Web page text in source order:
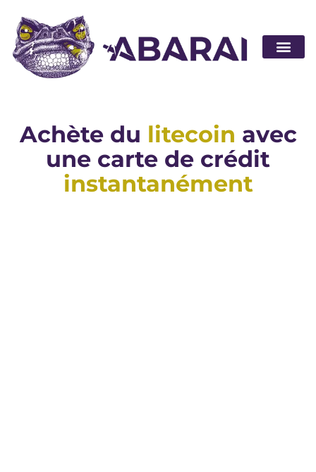
Achète du litecoin avec
une carte de crédit
instantanément